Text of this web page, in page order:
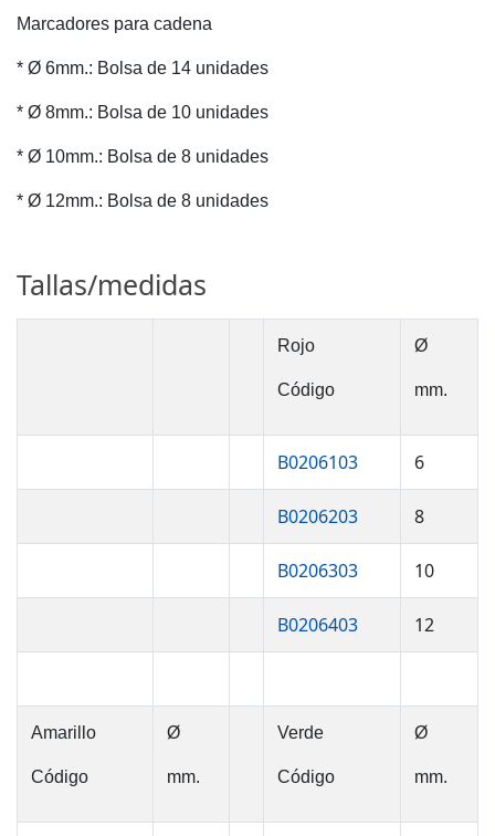
Marcadores para cadena
* Ø 6mm.: Bolsa de 14 unidades
* Ø 8mm.: Bolsa de 10 unidades
* Ø 10mm.: Bolsa de 8 unidades
* Ø 12mm.: Bolsa de 8 unidades
Tallas/medidas
Rojo
Código
Ø
mm.
B0206103 6
B0206203 8
B0206303 10
B0206403 12
Amarillo
Código
Ø
mm.
Verde
Código
Ø
mm.